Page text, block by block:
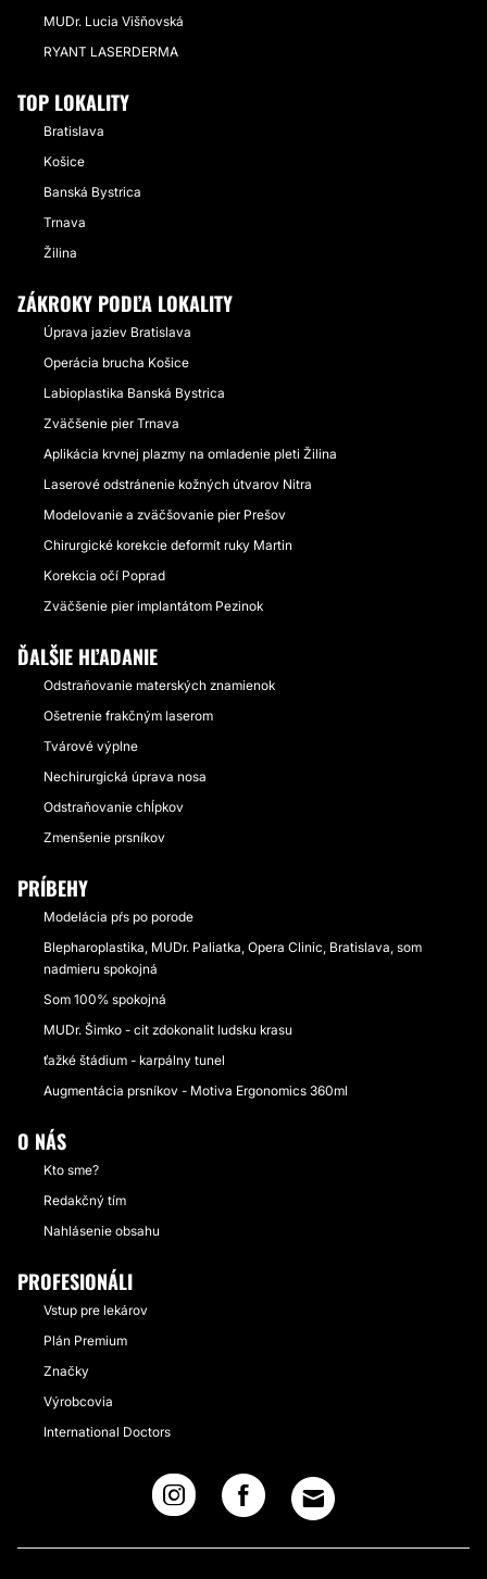
MUDr. Lucia Višňovská
RYANT LASERDERMA
TOP LOKALITY
Bratislava
Košice
Banská Bystrica
Trnava
Žilina
ZÁKROKY PODĽA LOKALITY
Úprava jaziev Bratislava
Operácia brucha Košice
Labioplastika Banská Bystrica
Zväčšenie pier Trnava
Aplikácia krvnej plazmy na omladenie pleti Žilina
Laserové odstránenie kožných útvarov Nitra
Modelovanie a zväčšovanie pier Prešov
Chirurgické korekcie deformít ruky Martin
Korekcia očí Poprad
Zväčšenie pier implantátom Pezinok
ĎALŠIE HĽADANIE
Odstraňovanie materských znamienok
Ošetrenie frakčným laserom
Tvárové výplne
Nechirurgická úprava nosa
Odstraňovanie chĺpkov
Zmenšenie prsníkov
PRÍBEHY
Modelácia pŕs po porode
Blepharoplastika, MUDr. Paliatka, Opera Clinic, Bratislava, som
nadmieru spokojná
Som 100% spokojná
MUDr. Šimko - cit zdokonalit ludsku krasu
ťažké štádium - karpálny tunel
Augmentácia prsníkov - Motiva Ergonomics 360ml
O NÁS
Kto sme?
Redakčný tím
Nahlásenie obsahu
PROFESIONÁLI
Vstup pre lekárov
Plán Premium
Značky
Výrobcovia
International Doctors